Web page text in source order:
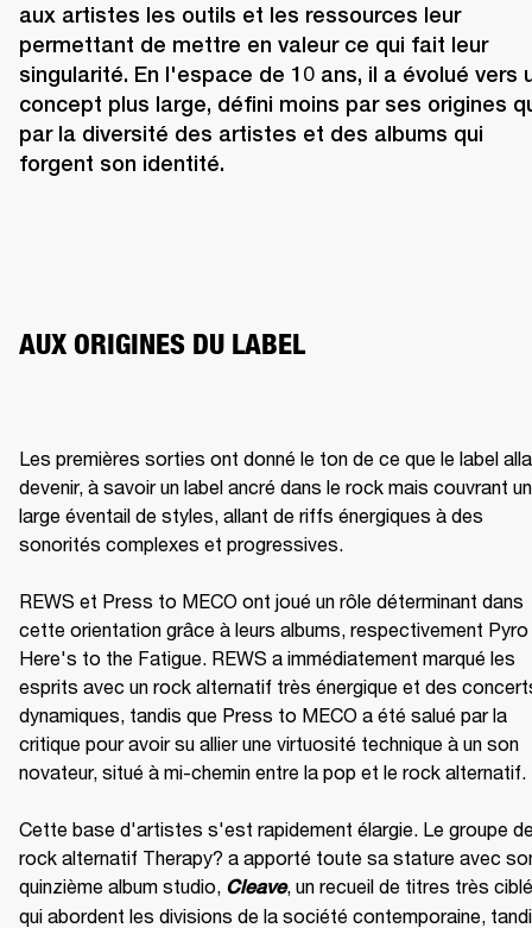
aux artistes les outils et les ressources leur
permettant de mettre en valeur ce qui fait leur
singularité. En l'espace de 10 ans, il a évolué vers
concept plus large, défini moins par ses origines
par la diversité des artistes et des albums qui
forgent son identité.
AUX ORIGINES DU LABEL
Les premières sorties ont donné le ton de ce que le label
devenir, à savoir un label ancré dans le rock mais couvrant un
large éventail de styles, allant de riffs énergiques à des
sonorités complexes et progressives.
REWS et Press to MECO ont joué un rôle déterminant dans
cette orientation grâce à leurs albums, respectivement
Here's to the Fatigue. REWS a immédiatement marqué les
esprits avec un rock alternatif très énergique et des
dynamiques, tandis que Press to MECO a été salué par la
critique pour avoir su allier une virtuosité technique à un son
novateur, situé à mi-chemin entre la pop et le rock alternatif.
Cette base d'artistes s'est rapidement élargie. Le groupe
rock alternatif Therapy? a apporté toute sa stature avec
quinzième album studio, Cleave, un recueil de titres très
qui abordent les divisions de la société contemporaine,